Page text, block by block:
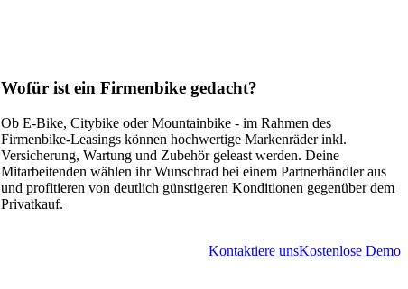
Wofür ist ein Firmenbike gedacht?
Ob E-Bike, Citybike oder Mountainbike - im Rahmen des
Firmenbike-Leasings können hochwertige Markenräder inkl.
Versicherung, Wartung und Zubehör geleast werden. Deine
Mitarbeitenden wählen ihr Wunschrad bei einem Partnerhändler aus
und profitieren von deutlich günstigeren Konditionen gegenüber dem
Privatkauf.
Kontaktiere unsKostenlose Demo